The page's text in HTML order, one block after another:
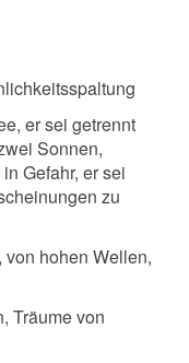
er sei getrennt
Sonnen,
Gefahr, er sei
zu
hohen Wellen,
Träume von